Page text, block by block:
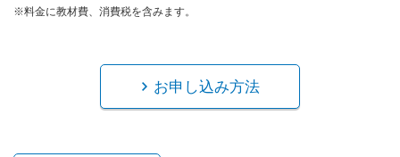
※料金に教材費、消費税を含みます。
お申し込み方法